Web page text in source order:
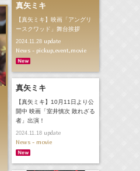
真矢ミキ
【真矢ミキ】映画「アングリ
ースクワッド」舞台挨拶
2024.11.28update
News - pickup,event,movie
真矢ミキ
【真矢ミキ】10月11日より公
開中 映画「室井慎次 敗れざる
者」出演！
2024.11.18update
News - movie